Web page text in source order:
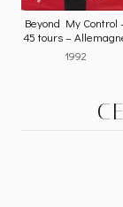
Beyond My Control
45 tours –
1992